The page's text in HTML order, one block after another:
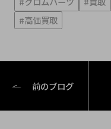
#高価買取
前のブログ